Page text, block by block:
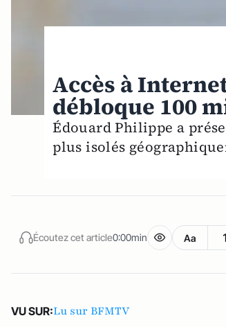
Accès à
débloque 100
Édouard Philippe a
plus isolés
Écoutez cet article0:00min Aa
VU SUR:Lu sur BFMTV